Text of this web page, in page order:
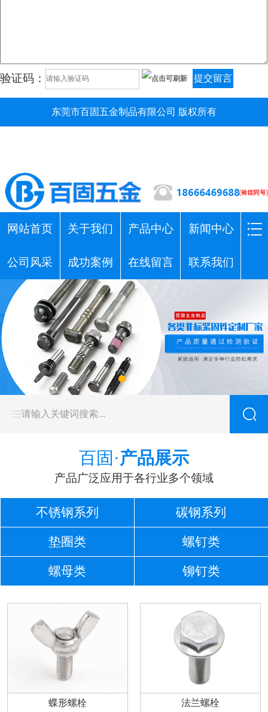
验证码： 提交留言
东莞市百固五金制品有限公司 版权所有
网站首页 关于我们 产品中心 新闻中心
公司风采 成功案例 在线留言 联系我们
百固·产品展示
产品广泛应用于各行业多个领域
不锈钢系列 碳钢系列
垫圈类 螺钉类
螺母类 铆钉类
蝶形螺栓 法兰螺栓